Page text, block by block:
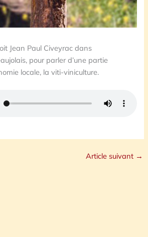
Jean Paul Civeyrac dans
pour parler d’une partie
locale, la viti-viniculture.
Article suivant →